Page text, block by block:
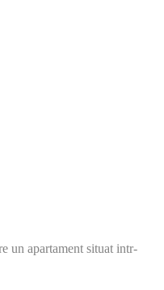
un apartament situat intr-